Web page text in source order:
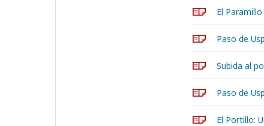
El Paramillo
Paso de
Subida al
Paso de
El Portillo: